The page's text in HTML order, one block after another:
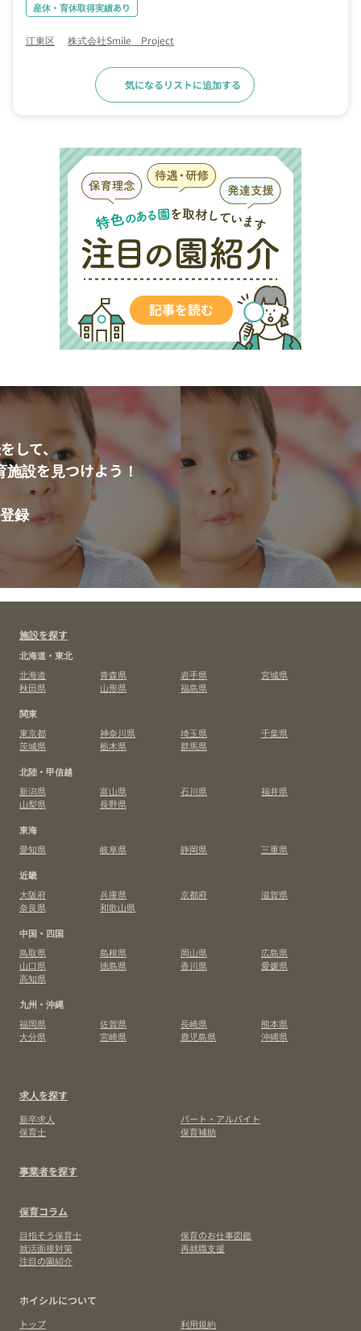
産休・育休取得実績あり
江東区 株式会社Smile Project
気になるリストに追加する
して、
設を見つけよう！
録
施設を探す
北海道・東北
北海道
青森県 岩手県
宮城県
秋田県
山形県
福島県
関東
東京都
神奈川県 埼玉県
千葉県
茨城県
栃木県
群馬県
北陸・甲信越
新潟県
富山県 石川県
福井県
山梨県
長野県
東海
愛知県
岐阜県 静岡県
三重県
近畿
大阪府
兵庫県 京都府
滋賀県
奈良県
和歌山県
中国・四国
鳥取県
島根県 岡山県
広島県
山口県
徳島県 香川県
愛媛県
高知県
九州・沖縄
福岡県
佐賀県 長崎県
熊本県
大分県
宮崎県 鹿児島県 沖縄県
求人を探す
新卒求人
パート・アルバイト
保育士
保育補助
事業者を探す
保育コラム
目指そう保育士
保育のお仕事図鑑
就活面接対策
再就職支援
注目の園紹介
ホイシルについて
トップ
利用規約